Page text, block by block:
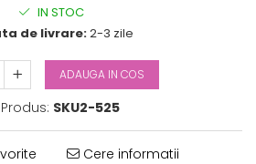
IN STOC
de livrare:2-3 zile
ADAUGA IN COS
SKU2-525
Cere informatii